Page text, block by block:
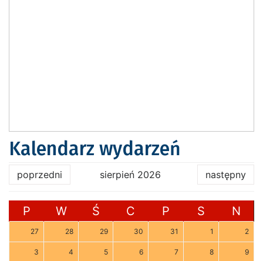
Kalendarz wydarzeń
poprzedni sierpień 2026 następny
P W Ś C P S N
27 28 29 30 31 1 2
3 4 5 6 7 8 9